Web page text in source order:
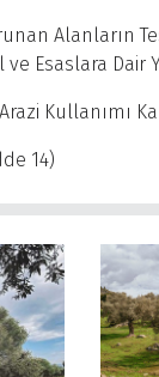
Alanların
ve Esaslara Dair
Kullanımı
14)